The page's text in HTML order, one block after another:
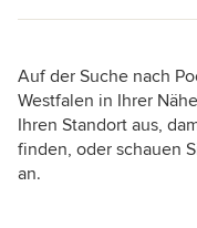
Auf der Suche nach
Westfalen in Ihrer
Ihren Standort aus,
finden, oder schauen
an.